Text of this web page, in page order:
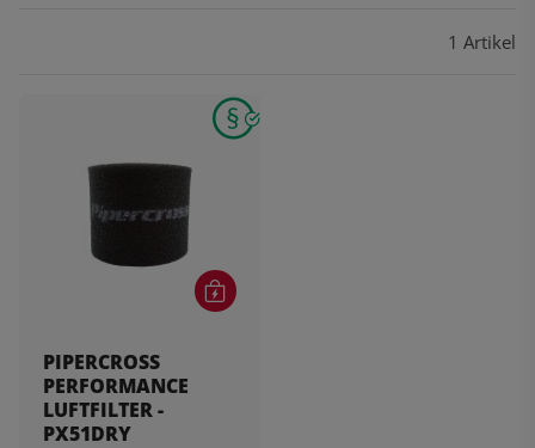
1 Artikel
PIPERCROSS
PERFORMANCE
LUFTFILTER -
PX51DRY